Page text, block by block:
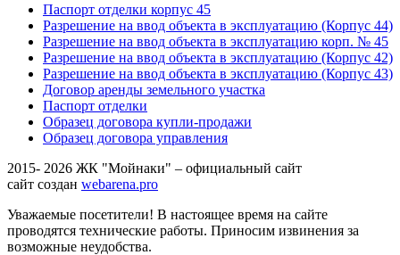
Паспорт отделки корпус 45
Разрешение на ввод объекта в эксплуатацию (Корпус 44)
Разрешение на ввод объекта в эксплуатацию корп. № 45
Разрешение на ввод объекта в эксплуатацию (Корпус 42)
Разрешение на ввод объекта в эксплуатацию (Корпус 43)
Договор аренды земельного участка
Паспорт отделки
Образец договора купли-продажи
Образец договора управления
2015- 2026 ЖК "Мойнаки" – официальный сайт
сайт создан webarena.pro
Уважаемые посетители! В настоящее время на сайте
проводятся технические работы. Приносим извинения за
возможные неудобства.